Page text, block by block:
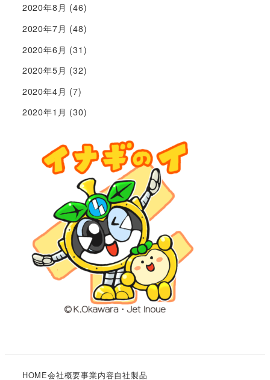
2020年8月 (46)
2020年7月 (48)
2020年6月 (31)
2020年5月 (32)
2020年4月 (7)
2020年1月 (30)
HOME会社概要事業内容自社製品